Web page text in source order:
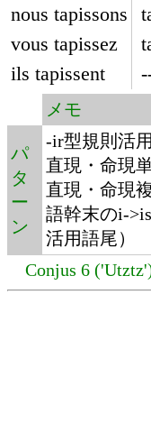
nous tapissons
vous tapissez
ils tapissent
メモ
パ
タ
ー
ン
-ir型規則活
直現・命現
直現・命現
語幹末のi-
活用語尾）
Conjus 6